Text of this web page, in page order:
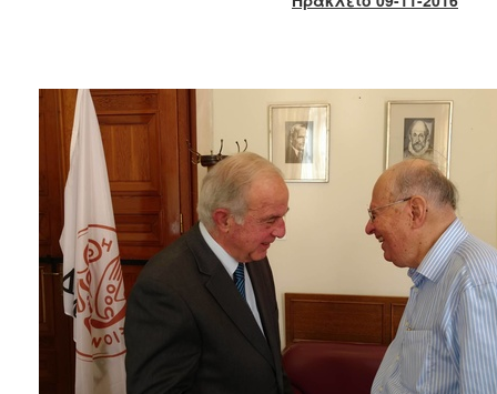
2015
2013
2012
2011
2010
2006